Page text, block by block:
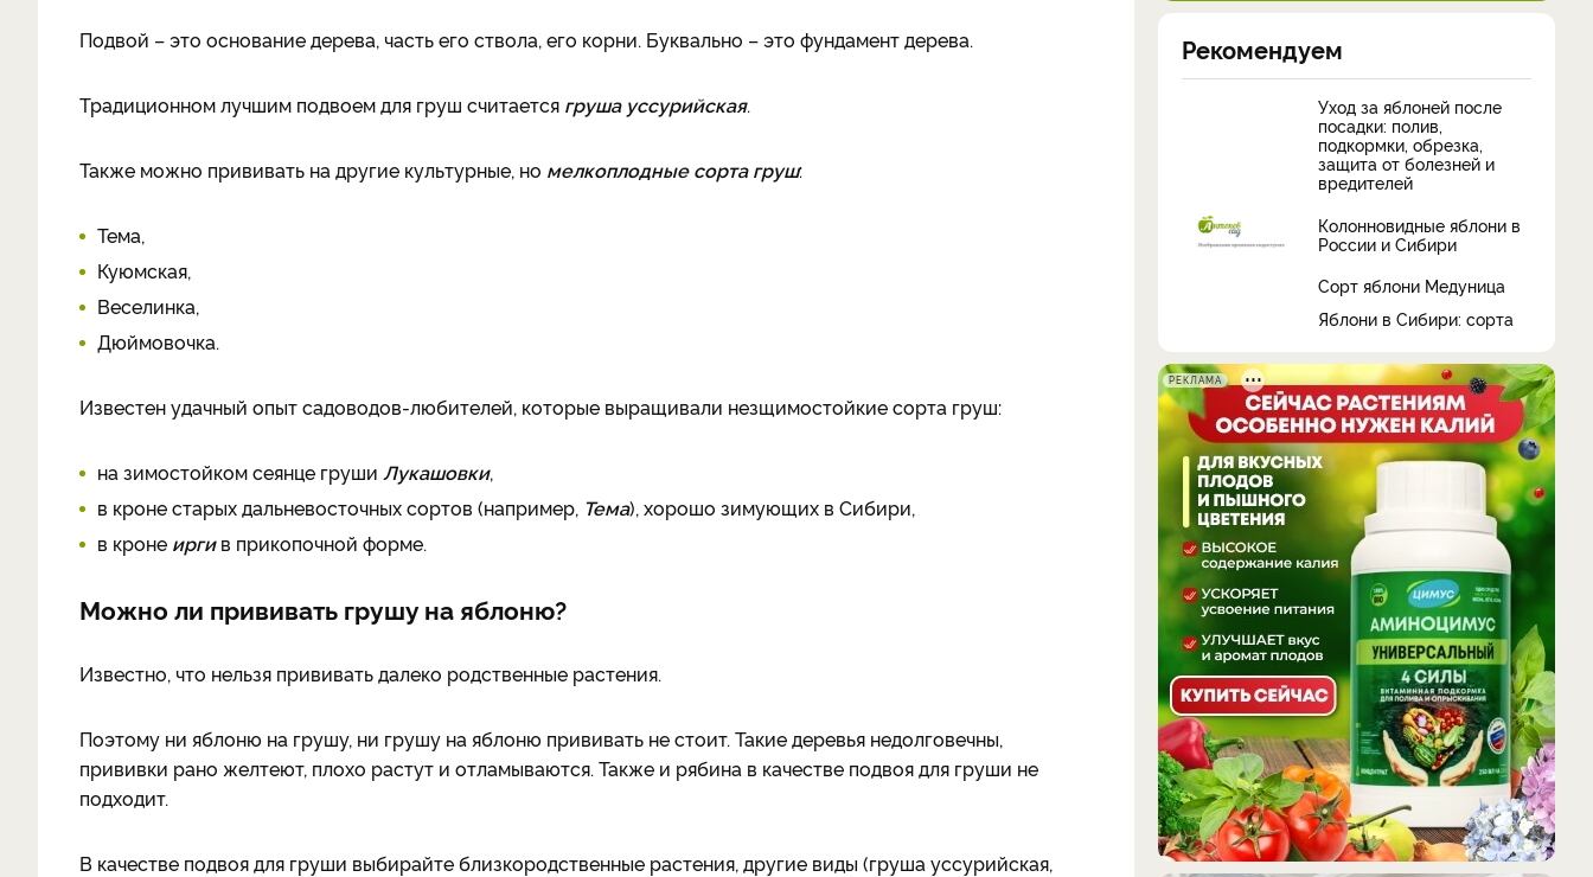
Подвой – это основание дерева, часть его ствола, его корни. Буквально – это фундамент дерева.
Традиционном лучшим подвоем для груш считается груша уссурийская.
Также можно прививать на другие культурные, но мелкоплодные сорта груш:
Тема,
Куюмская,
Веселинка,
Дюймовочка.
Известен удачный опыт садоводов-любителей, которые выращивали незщимостойкие сорта груш:
на зимостойком сеянце груши Лукашовки,
в кроне старых дальневосточных сортов (например, Тема), хорошо зимующих в Сибири,
в кроне иргив прикопочной форме.
Можно ли прививать грушу на яблоню?
Известно, что нельзя прививать далеко родственные растения.
Поэтому ни яблоню на грушу, ни грушу на яблоню прививать не стоит. Такие деревья недолговечны,
прививки рано желтеют, плохо растут и отламываются. Также и рябина в качестве подвоя для груши не
подходит.
В качестве подвоя для груши выбирайте близкородственные растения, другие виды (груша уссурийская,
Рекомендуем
Уход за яблоней после
посадки: полив,
подкормки, обрезка,
защита от болезней и
вредителей
Колонновидные яблони в
России и Сибири
Сорт яблони Медуница
Яблони в Сибири: сорта
РЕКЛАМА